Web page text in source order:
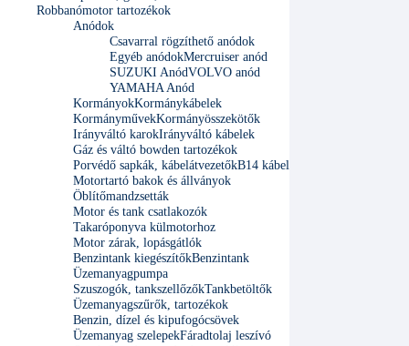
Robbanómotor tartozékok
Anódok
Csavarral rögzíthető anódok
Egyéb anódokMercruiser anód
SUZUKI AnódVOLVO anód
YAMAHA Anód
KormányokKormánykábelek
KormányművekKormányösszekötők
Irányváltó karokIrányváltó kábelek
Gáz és váltó bowden tartozékok
Porvédő sapkák, kábelátvezetőkB14 kábel
Motortartó bakok és állványok
Öblítőmandzsetták
Motor és tank csatlakozók
Takaróponyva külmotorhoz
Motor zárak, lopásgátlók
Benzintank kiegészítőkBenzintank
Üzemanyagpumpa
Szuszogók, tankszellőzőkTankbetöltők
Üzemanyagszűrők, tartozékok
Benzin, dízel és kipufogócsövek
Üzemanyag szelepekFáradtolaj leszívó